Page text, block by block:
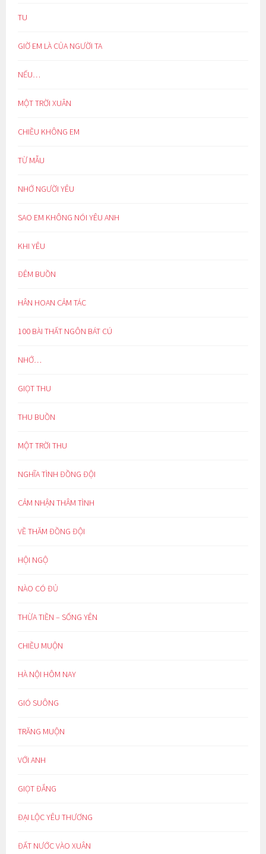
TU
GIỜ EM LÀ CỦA NGƯỜI TA
NẾU…
MỘT TRỜI XUÂN
CHIỀU KHÔNG EM
TỪ MẪU
NHỚ NGƯỜI YÊU
SAO EM KHÔNG NÓI YÊU ANH
KHI YÊU
ĐÊM BUỒN
HÂN HOAN CẢM TÁC
100 BÀI THẤT NGÔN BÁT CÚ
NHỚ…
GIỌT THU
THU BUỒN
MỘT TRỜI THU
NGHĨA TÌNH ĐỒNG ĐỘI
CẢM NHẬN THÂM TÌNH
VỀ THĂM ĐỒNG ĐỘI
HỘI NGỘ
NÀO CÓ ĐỦ
THỪA TIỀN – SỐNG YÊN
CHIỀU MUỘN
HÀ NỘI HÔM NAY
GIÓ SUÔNG
TRĂNG MUỘN
VỚI ANH
GIỌT ĐẮNG
ĐẠI LỘC YÊU THƯƠNG
ĐẤT NƯỚC VÀO XUÂN